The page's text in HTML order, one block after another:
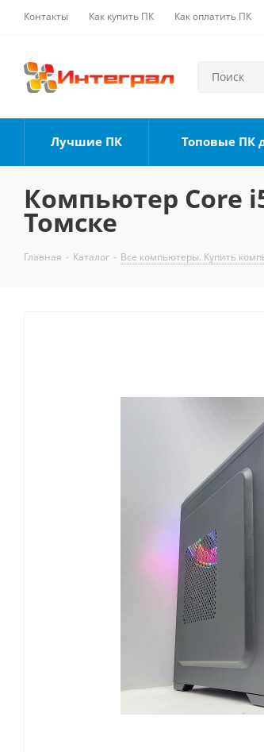
Контакты Как купить ПК Как оплатить ПК
Лучшие ПК Топовые ПК
Компьютер Core i5
Томске
Главная - Каталог - Все компьютеры. Купить